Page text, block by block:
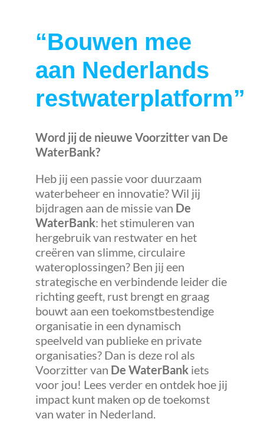
“Bouwen mee
aan Nederlands
restwaterplatform”
Word jij de nieuwe Voorzitter van De
WaterBank?
Heb jij een passie voor duurzaam
waterbeheer en innovatie? Wil jij
bijdragen aan de missie van De
WaterBank: het stimuleren van
hergebruik van restwater en het
creëren van slimme, circulaire
wateroplossingen? Ben jij een
strategische en verbindende leider die
richting geeft, rust brengt en graag
bouwt aan een toekomstbestendige
organisatie in een dynamisch
speelveld van publieke en private
organisaties? Dan is deze rol als
Voorzitter van De WaterBankiets
voor jou! Lees verder en ontdek hoe jij
impact kunt maken op de toekomst
van water in Nederland.